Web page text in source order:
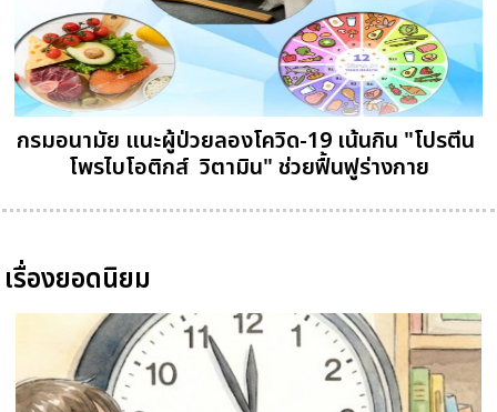
กรมอนามัย แนะผู้ป่วยลองโควิด-19 เน้นกิน "โปรตีน 
โพรไบโอติกส์  วิตามิน" ช่วยฟื้นฟูร่างกาย
เรื่องยอดนิยม